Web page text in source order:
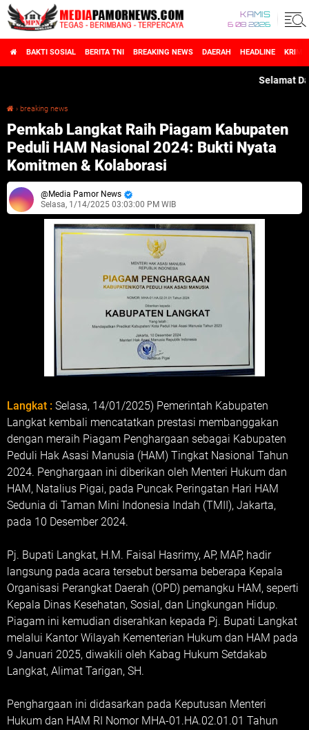
KAMIS
6 08 2026
BAKTI SOSIAL BERITA TNI BREAKING NEWS DAERAH HEADLINE
Selamat
› breaking news
Pemkab Langkat Raih Piagam Kabupaten
Peduli HAM Nasional 2024: Bukti Nyata
Komitmen & Kolaborasi
Media Pamor News
Selasa, 1/14/2025 03:03:00 PM WIB
Langkat : Selasa, 14/01/2025) Pemerintah Kabupaten
Langkat kembali mencatatkan prestasi membanggakan
dengan meraih Piagam Penghargaan sebagai Kabupaten
Peduli Hak Asasi Manusia (HAM) Tingkat Nasional Tahun
2024. Penghargaan ini diberikan oleh Menteri Hukum dan
HAM, Natalius Pigai, pada Puncak Peringatan Hari HAM
Sedunia di Taman Mini Indonesia Indah (TMII), Jakarta,
pada 10 Desember 2024.
Pj. Bupati Langkat, H.M. Faisal Hasrimy, AP, MAP, hadir
langsung pada acara tersebut bersama beberapa Kepala
Organisasi Perangkat Daerah (OPD) pemangku HAM, seperti
Kepala Dinas Kesehatan, Sosial, dan Lingkungan Hidup.
Piagam ini kemudian diserahkan kepada Pj. Bupati Langkat
melalui Kantor Wilayah Kementerian Hukum dan HAM pada
9 Januari 2025, diwakili oleh Kabag Hukum Setdakab
Langkat, Alimat Tarigan, SH.
Penghargaan ini didasarkan pada Keputusan Menteri
Hukum dan HAM RI Nomor MHA-01.HA.02.01.01 Tahun